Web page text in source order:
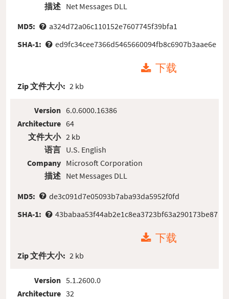
描述 Net Messages DLL
MD5:
a324d72a06c110152e7607745f39bfa1
SHA-1:
ed9fc34cee7366d5465660094fb8c6907b3aae6e
下载
Zip 文件大小: 2 kb
Version
Architecture
文件大小
语言
Company
描述
6.0.6000.16386
64
2 kb
U.S. English
Microsoft Corporation
Net Messages DLL
MD5:
de3c091d7e05093b7aba93da5952f0fd
SHA-1:
43babaa53f44ab2e1c8ea3723bf63a290173be87
下载
Zip 文件大小: 2 kb
Version
Architecture
5.1.2600.0
32